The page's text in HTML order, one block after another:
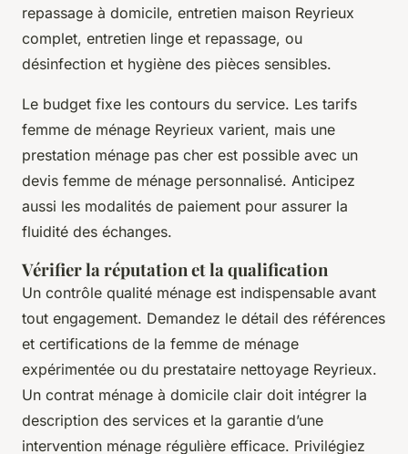
repassage à domicile, entretien maison Reyrieux
complet, entretien linge et repassage, ou
désinfection et hygiène des pièces sensibles.
Le budget fixe les contours du service. Les tarifs
femme de ménage Reyrieux varient, mais une
prestation ménage pas cher est possible avec un
devis femme de ménage personnalisé. Anticipez
aussi les modalités de paiement pour assurer la
fluidité des échanges.
Vérifier la réputation et la qualification
Un contrôle qualité ménage est indispensable avant
tout engagement. Demandez le détail des références
et certifications de la femme de ménage
expérimentée ou du prestataire nettoyage Reyrieux.
Un contrat ménage à domicile clair doit intégrer la
description des services et la garantie d’une
intervention ménage régulière efficace. Privilégiez